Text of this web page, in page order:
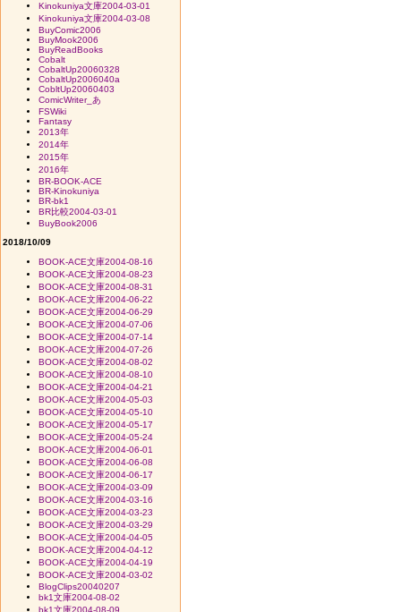
Kinokuniya文庫2004-03-01
Kinokuniya文庫2004-03-08
BuyComic2006
BuyMook2006
BuyReadBooks
Cobalt
CobaltUp20060328
CobaltUp2006040a
CobltUp20060403
ComicWriter_あ
FSWiki
Fantasy
2013年
2014年
2015年
2016年
BR-BOOK-ACE
BR-Kinokuniya
BR-bk1
BR比較2004-03-01
BuyBook2006
2018/10/09
BOOK-ACE文庫2004-08-16
BOOK-ACE文庫2004-08-23
BOOK-ACE文庫2004-08-31
BOOK-ACE文庫2004-06-22
BOOK-ACE文庫2004-06-29
BOOK-ACE文庫2004-07-06
BOOK-ACE文庫2004-07-14
BOOK-ACE文庫2004-07-26
BOOK-ACE文庫2004-08-02
BOOK-ACE文庫2004-08-10
BOOK-ACE文庫2004-04-21
BOOK-ACE文庫2004-05-03
BOOK-ACE文庫2004-05-10
BOOK-ACE文庫2004-05-17
BOOK-ACE文庫2004-05-24
BOOK-ACE文庫2004-06-01
BOOK-ACE文庫2004-06-08
BOOK-ACE文庫2004-06-17
BOOK-ACE文庫2004-03-09
BOOK-ACE文庫2004-03-16
BOOK-ACE文庫2004-03-23
BOOK-ACE文庫2004-03-29
BOOK-ACE文庫2004-04-05
BOOK-ACE文庫2004-04-12
BOOK-ACE文庫2004-04-19
BOOK-ACE文庫2004-03-02
BlogClips20040207
bk1文庫2004-08-02
bk1文庫2004-08-09